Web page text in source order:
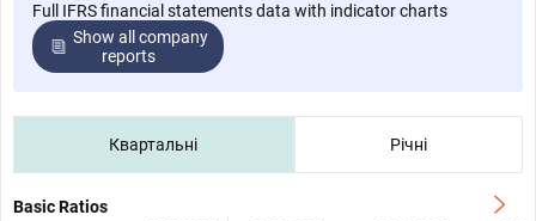
Full IFRS financial statements data with indicator charts
Show all company
reports
Квартальні Річні
Basic Ratios